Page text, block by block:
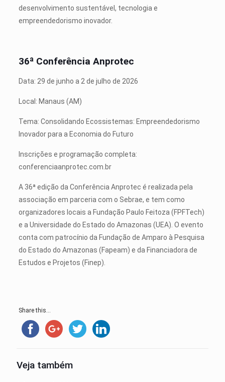
desenvolvimento sustentável, tecnologia e
empreendedorismo inovador.
36ª Conferência Anprotec
Data: 29 de junho a 2 de julho de 2026
Local: Manaus (AM)
Tema: Consolidando Ecossistemas: Empreendedorismo
Inovador para a Economia do Futuro
Inscrições e programação completa:
conferenciaanprotec.com.br
A 36ª edição da Conferência Anprotec é realizada pela
associação em parceria com o Sebrae, e tem como
organizadores locais a Fundação Paulo Feitoza (FPFTech)
e a Universidade do Estado do Amazonas (UEA). O evento
conta com patrocínio da Fundação de Amparo à Pesquisa
do Estado do Amazonas (Fapeam) e da Financiadora de
Estudos e Projetos (Finep).
Share this...
Veja também